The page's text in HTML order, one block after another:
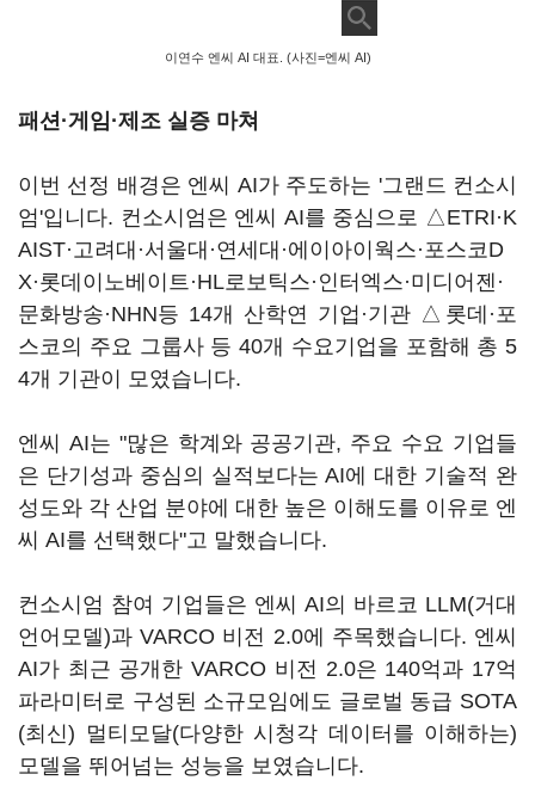
이연수 엔씨 AI 대표. (사진=엔씨 AI)
패션·게임·제조 실증 마쳐
이번 선정 배경은 엔씨 AI가 주도하는 '그랜드 컨소시
엄'입니다. 컨소시엄은 엔씨 AI를 중심으로 △ETRI·K
AIST·고려대·서울대·연세대·에이아이웍스·포스코D
X·롯데이노베이트·HL로보틱스·인터엑스·미디어젠·
문화방송·NHN등 14개 산학연 기업·기관 △롯데·포
스코의 주요 그룹사 등 40개 수요기업을 포함해 총 5
4개 기관이 모였습니다.
엔씨 AI는 "많은 학계와 공공기관, 주요 수요 기업들
은 단기성과 중심의 실적보다는 AI에 대한 기술적 완
성도와 각 산업 분야에 대한 높은 이해도를 이유로 엔
씨 AI를 선택했다"고 말했습니다.
컨소시엄 참여 기업들은 엔씨 AI의 바르코 LLM(거대
언어모델)과 VARCO 비전 2.0에 주목했습니다. 엔씨
AI가 최근 공개한 VARCO 비전 2.0은 140억과 17억
파라미터로 구성된 소규모임에도 글로벌 동급 SOTA
(최신) 멀티모달(다양한 시청각 데이터를 이해하는)
모델을 뛰어넘는 성능을 보였습니다.